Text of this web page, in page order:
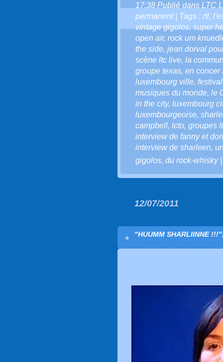
17:38 Publié dans LTC
permanent| Tags : rtl,
vintage gigolos,super
open air, rock um
the side, jean dorval
scène ltc live, la
groupe texas, en concer
luxembourg ville,
musiques du monde, le
in the city, luxembourg
luxembourgeoise,
campbell, lcto, groupes
interview de fanny et
interview de sharleen,
gigolos, du rock-whisky
12/07/2011
"HUUMM SHARLIINNE